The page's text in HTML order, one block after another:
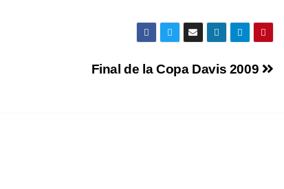
Final de la Copa Davis 2009